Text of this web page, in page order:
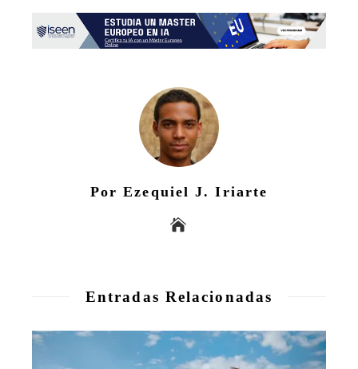
Por Ezequiel J. Iriarte
Entradas Relacionadas